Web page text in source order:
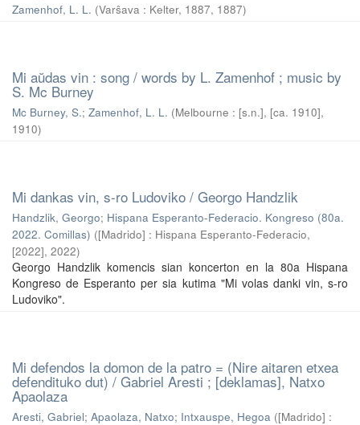
Zamenhof, L. L. (Varŝava : Kelter, 1887, 1887)
Mi aŭdas vin : song / words by L. Zamenhof ; music by
S. Mc Burney
Mc Burney, S.; Zamenhof, L. L. (Melbourne : [s.n.], [ca. 1910],
1910)
Mi dankas vin, s-ro Ludoviko / Georgo Handzlik
Handzlik, Georgo; Hispana Esperanto-Federacio. Kongreso (80a.
2022. Comillas) ([Madrido] : Hispana Esperanto-Federacio,
[2022], 2022)
Georgo Handzlik komencis sian koncerton en la 80a Hispana
Kongreso de Esperanto per sia kutima "Mi volas danki vin, s-ro
Ludoviko".
Mi defendos la domon de la patro = (Nire aitaren etxea
defendituko dut) / Gabriel Aresti ; [deklamas], Natxo
Apaolaza
Aresti, Gabriel; Apaolaza, Natxo; Intxauspe, Hegoa ([Madrido] :